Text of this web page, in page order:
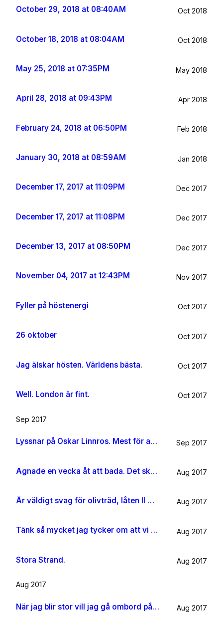
October 29, 2018 at 08:40AM Oct 2018
October 18, 2018 at 08:04AM Oct 2018
May 25, 2018 at 07:35PM May 2018
April 28, 2018 at 09:43PM Apr 2018
February 24, 2018 at 06:50PM Feb 2018
January 30, 2018 at 08:59AM Jan 2018
December 17, 2017 at 11:09PM Dec 2017
December 17, 2017 at 11:08PM Dec 2017
December 13, 2017 at 08:50PM Dec 2017
November 04, 2017 at 12:43PM Nov 2017
Fyller på höstenergi Oct 2017
26 oktober Oct 2017
Jag älskar hösten. Världens bästa. Oct 2017
Well. London är fint. Oct 2017
Sep 2017
Lyssnar på Oskar Linnros. Mest för att det känns rätt. Oavsett. Sep 2017
Ägnade en vecka åt att bada. Det ska jag göra någon mer gång i livet. Aug 2017
Är väldigt svag för olivträd, låten Il mondo och motljus som möter vacker utsikt. Så lever lite på känslan av Grekland ett tag till. Aug 2017
Tänk så mycket jag tycker om att vi har kossor på vägen till sommarhuset. Aug 2017
Stora Strand. Aug 2017
Aug 2017
När jag blir stor vill jag gå ombord på en sån dära båt och äta gifflar och dricka något gott. Bara för att det känns som något jag skulle tycka om. Aug 2017